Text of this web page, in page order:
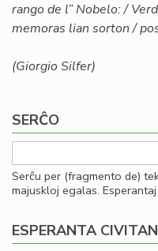
rango de l” Nobelo: /
memoras lian sorton /
(Giorgio Silfer)
SERĈO
Serĉu per (fragmento de)
majuskloj egalas.
ESPERANTA